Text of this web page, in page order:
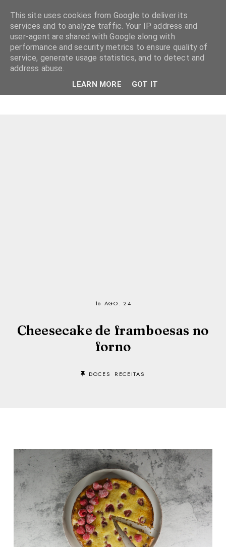
16 AGO. 24
Cheesecake de framboesas no
forno
DOCES RECEITAS
This site uses cookies from Google to deliver its
services and to analyze traffic. Your IP address and
user-agent are shared with Google along with
performance and security metrics to ensure quality of
service, generate usage statistics, and to detect and
address abuse.
LEARN MORE GOT IT